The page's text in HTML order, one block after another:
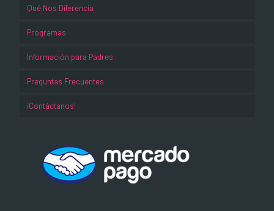
Qué Nos Diferencia
Programas
Información para Padres
Preguntas Frecuentes
¡Contáctanos!